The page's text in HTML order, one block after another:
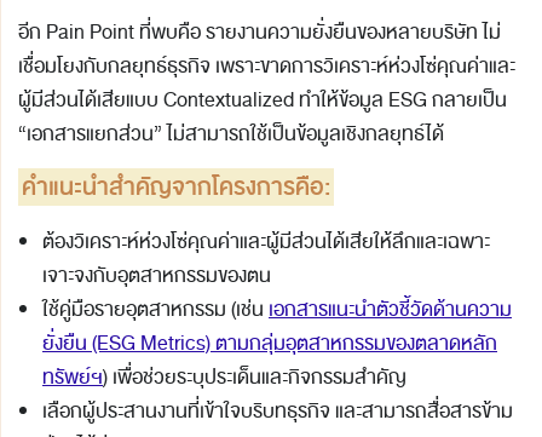
อีก Pain Point ที่พบคือ รายงานความยั่งยืนของหลายบริษัท ไม่
เชื่อมโยงกับกลยุทธ์ธุรกิจ เพราะขาดการวิเคราะห์ห่วงโซ่คุณค่าและ
ผู้มีส่วนได้เสียแบบ Contextualized ทำให้ข้อมูล ESG กลายเป็น
“เอกสารแยกส่วน” ไม่สามารถใช้เป็นข้อมูลเชิงกลยุทธ์ได้
คำแนะนำสำคัญจากโครงการคือ:
ต้องวิเคราะห์ห่วงโซ่คุณค่าและผู้มีส่วนได้เสียให้ลึกและเฉพาะ
เจาะจงกับอุตสาหกรรมของตน
ใช้คู่มือรายอุตสาหกรรม (เช่นเอกสารแนะนำตัวชี้วัดด้านความ
ยั่งยืน (ESG Metrics) ตามกลุ่มอุตสาหกรรมของตลาดหลัก
ทรัพย์ฯ) เพื่อช่วยระบุประเด็นและกิจกรรมสำคัญ
เลือกผู้ประสานงานที่เข้าใจบริบทธุรกิจ และสามารถสื่อสารข้าม